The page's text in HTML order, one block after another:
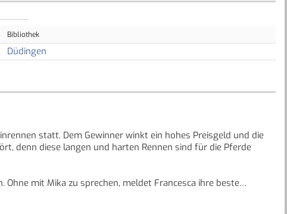
Bibliothek
Düdingen
statt. Dem Gewinner winkt ein hohes Preisgeld und die
denn diese langen und harten Rennen sind für die Pferde
mit Mika zu sprechen, meldet Francesca ihre beste
kann Feuersturms Leben gerettet werden. Doch kann